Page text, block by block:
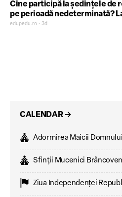
obligatorie
Cine participă la ședințele de
pe perioadă nedeterminată?
17.205 candidați care se pot
edupedu.ro • 3d
CALENDAR →
Adormirea Maicii Domnului
Sfinții Mucenici
Ziua Independenţei